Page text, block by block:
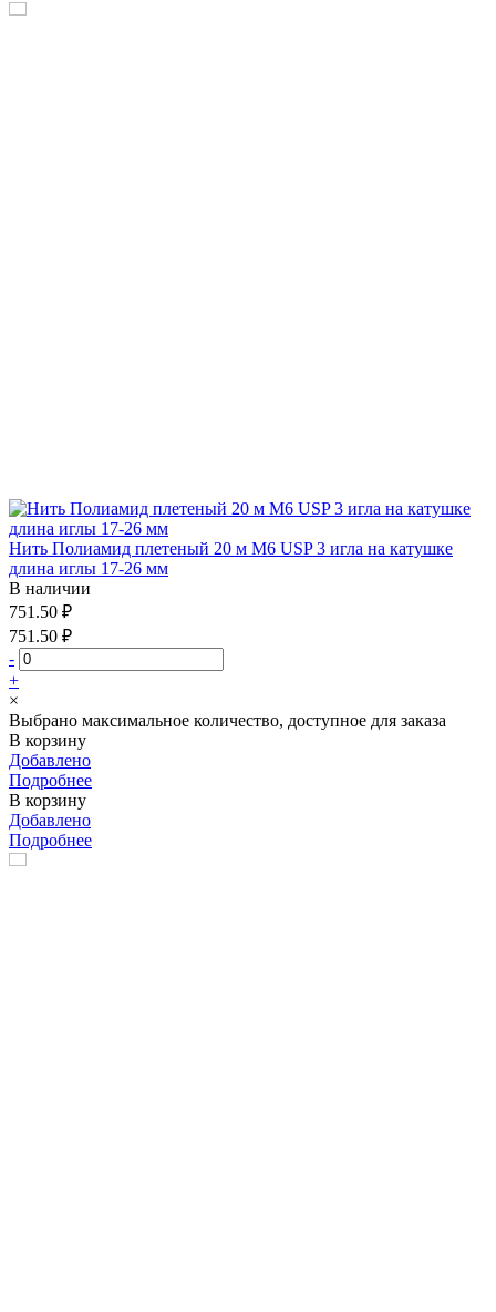
Нить Полиамид плетеный 20 м М6 USP 3 игла на катушке
длина иглы 17-26 мм
В наличии
751.50 ₽
751.50 ₽
-
+
×
Выбрано максимальное количество, доступное для заказа
В корзину
Добавлено
Подробнее
В корзину
Добавлено
Подробнее